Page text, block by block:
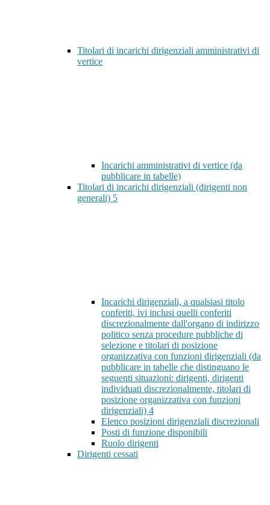
Titolari di incarichi dirigenziali amministrativi di
vertice
Incarichi amministrativi di vertice (da
pubblicare in tabelle)
Titolari di incarichi dirigenziali (dirigenti non
generali) 5
Incarichi dirigenziali, a qualsiasi titolo
conferiti, ivi inclusi quelli conferiti
discrezionalmente dall'organo di indirizzo
politico senza procedure pubbliche di
selezione e titolari di posizione
organizzativa con funzioni dirigenziali (da
pubblicare in tabelle che distinguano le
seguenti situazioni: dirigenti, dirigenti
individuati discrezionalmente, titolari di
posizione organizzativa con funzioni
dirigenziali) 4
Elenco posizioni dirigenziali discrezionali
Posti di funzione disponibili
Ruolo dirigenti
Dirigenti cessati